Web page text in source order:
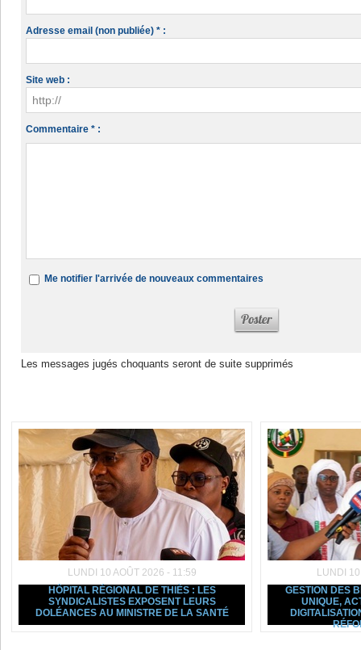
Adresse email (non publiée) * :
Site web :
Commentaire * :
Me notifier l'arrivée de nouveaux commentaires
Les messages jugés choquants seront de suite supprimés
LUNDI 10 AOÛT 2026 - 11:59
HÔPITAL RÉGIONAL DE THIÈS : LES
SYNDICALISTES EXPOSENT LEURS
DOLÉANCES AU MINISTRE DE LA SANTÉ
LUNDI
GESTION DES
UNIQUE,